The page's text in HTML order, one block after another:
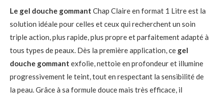
Le gel douche gommant Chap Claire en format 1 Litre est la
solution idéale pour celles et ceux qui recherchent un soin
triple action, plus rapide, plus propre et parfaitement adapté à
tous types de peaux. Dès la première application, ce gel
douche gommant exfolie, nettoie en profondeur et illumine
progressivement le teint, tout en respectant la sensibilité de
la peau. Grâce à sa formule douce mais très efficace, il